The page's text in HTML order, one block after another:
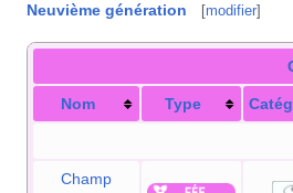
Neuvième génération [modifier]
Nom Type
Champ